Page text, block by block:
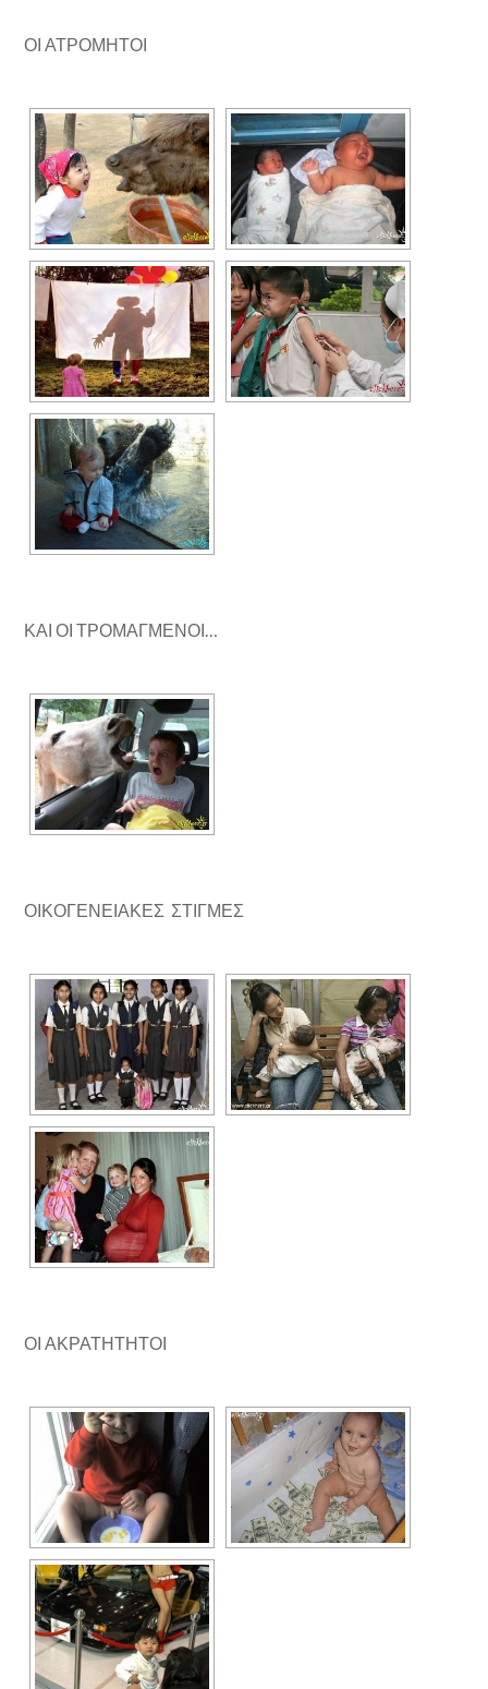
ΟΙ ΑΤΡΟΜΗΤΟΙ
ΚΑΙ ΟΙ ΤΡΟΜΑΓΜΕΝΟΙ…
ΟΙΚΟΓΕΝΕΙΑΚΕΣ ΣΤΙΓΜΕΣ
ΟΙ ΑΚΡΑΤΗΤΗΤΟΙ